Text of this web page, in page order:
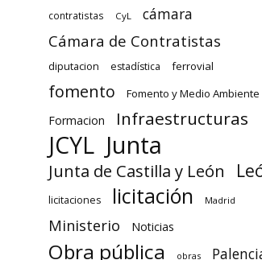
contratistas CyL cámara
Cámara de Contratistas
diputacion estadística ferrovial
fomento Fomento y Medio Ambiente
Formacion Infraestructuras
JCYL Junta
Junta de Castilla y León
licitaciones licitación Madrid
Ministerio Noticias
Obra pública obras